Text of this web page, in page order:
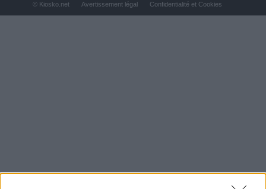
© Kiosko.net Avertissement légal Confidentialité et Cookies